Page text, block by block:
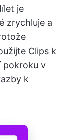
je
zrychluje a
Clips k
pokroku v
k